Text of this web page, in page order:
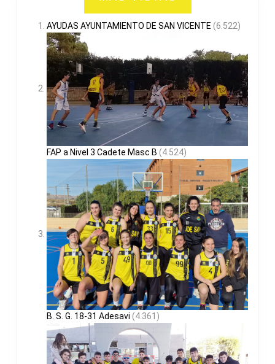
AYUDAS AYUNTAMIENTO DE SAN VICENTE (6.522)
FAP a Nivel 3 Cadete Masc B (4.524)
B. S. G. 18-31 Adesavi (4.361)